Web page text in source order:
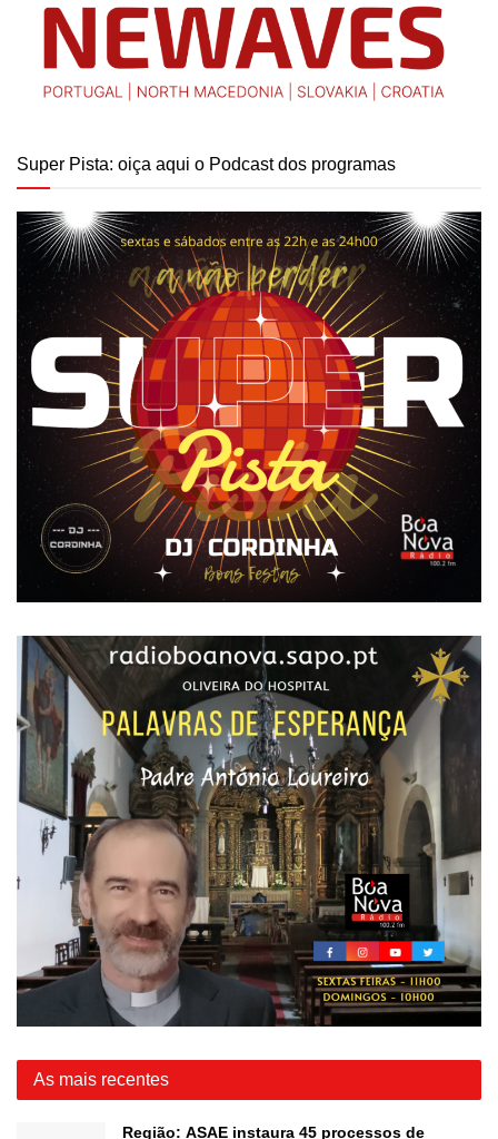
Super Pista: oiça aqui o Podcast dos programas
As mais recentes
Região: ASAE instaura 45 processos de